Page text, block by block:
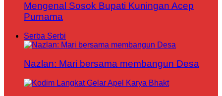
Mengenal Sosok Bupati Kuningan Acep
Purnama
Serba Serbi
Nazlan: Mari bersama membangun Desa